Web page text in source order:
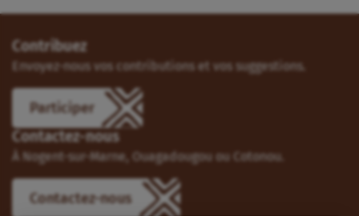
Contribuez
Envoyez-nous vos contributions et vos suggestions.
Participer
Contactez-nous
À Nogent-sur-Marne, Ouagadougou ou Cotonou.
Contactez-nous